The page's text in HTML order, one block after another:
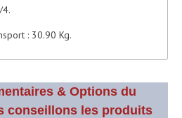
Cd À Plats
À Plats Lecteur MP3
Double Cd MP3
4.
: 30.90 Kg.
& Options du
conseillons les produits